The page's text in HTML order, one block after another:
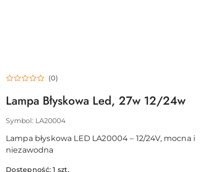
(0)
Lampa Błyskowa Led, 27w 12/24w
Symbol: LA20004
Lampa błyskowa LED LA20004 – 12/24V, mocna i
niezawodna
Dostępność:1 szt.